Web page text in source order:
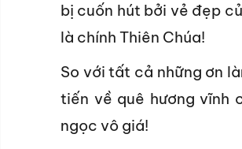
bị cuốn hút bởi vẻ đẹp
là chính Thiên Chúa!
So với tất cả những ơn
tiến về quê hương vĩnh
ngọc vô giá!